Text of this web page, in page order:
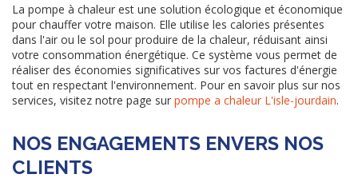
La pompe à chaleur est une solution écologique et économique
pour chauffer votre maison. Elle utilise les calories présentes
dans l'air ou le sol pour produire de la chaleur, réduisant ainsi
votre consommation énergétique. Ce système vous permet de
réaliser des économies significatives sur vos factures d'énergie
tout en respectant l'environnement. Pour en savoir plus sur nos
services, visitez notre page sur pompe a chaleur L'isle-jourdain.
NOS ENGAGEMENTS ENVERS NOS
CLIENTS